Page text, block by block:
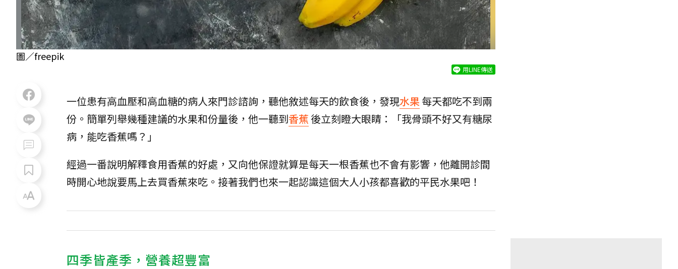
圖／freepik
用LINE傳送
一位患有高血壓和高血糖的病人來門診諮詢，聽他敘述每天的飲食後，發現水果 每天都吃不到兩
份。簡單列舉幾種建議的水果和份量後，他一聽到香蕉 後立刻瞪大眼睛：「我骨頭不好又有糖尿
病，能吃香蕉嗎？」
經過一番說明解釋食用香蕉的好處，又向他保證就算是每天一根香蕉也不會有影響，他離開診間
時開心地說要馬上去買香蕉來吃。接著我們也來一起認識這個大人小孩都喜歡的平民水果吧！
四季皆產季，營養超豐富